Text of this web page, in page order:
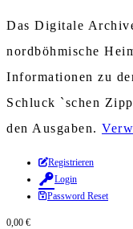
Das Digitale
nordböhmische
Informationen zu
Schluck `schen
den Ausgaben.
Zum
Inhalt
springen
Registrieren
Login
Password Reset
0,00 €